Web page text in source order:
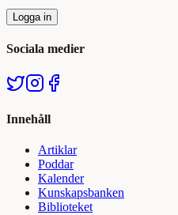
Logga in
Sociala medier
Innehåll
Artiklar
Poddar
Kalender
Kunskapsbanken
Biblioteket